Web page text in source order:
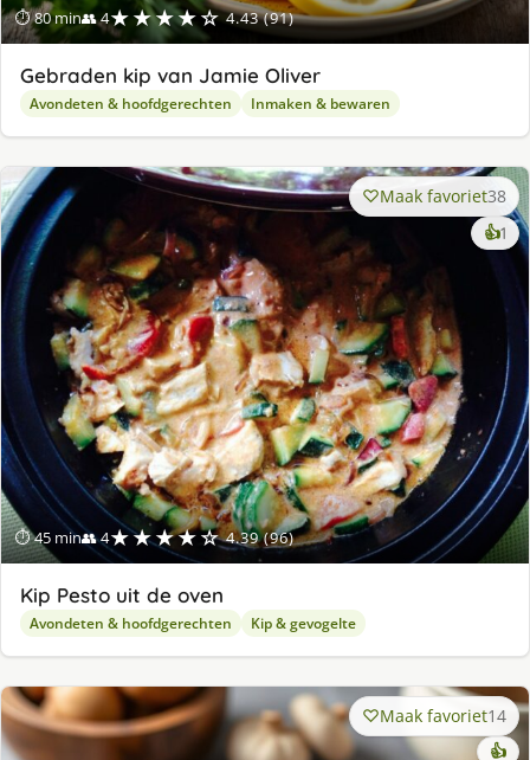
⏱ 80 min👥 4★★★★☆ 4.43 (91)
Gebraden kip van Jamie Oliver
Avondeten & hoofdgerechten Inmaken & bewaren
⏱ 45 min👥 4★★★★☆ 4.39 (96)
Maak favoriet38
👍1
Kip Pesto uit de oven
Avondeten & hoofdgerechten Kip & gevogelte
Maak favoriet14
👍